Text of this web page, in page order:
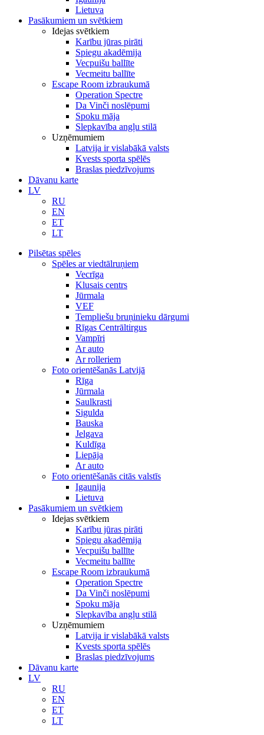
Lietuva
Pasākumiem un svētkiem
Idejas svētkiem
Karību jūras pirāti
Spiegu akadēmija
Vecpuišu ballīte
Vecmeitu ballīte
Escape Room izbraukumā
Operation Spectre
Da Vinči noslēpumi
Spoku māja
Slepkavība angļu stilā
Uzņēmumiem
Latvija ir vislabākā valsts
Kvests sporta spēlēs
Braslas piedzīvojums
Dāvanu karte
LV
RU
EN
ET
LT
Pilsētas spēles
Spēles ar viedtālruņiem
Vecrīga
Klusais centrs
Jūrmala
VEF
Templiešu bruņinieku dārgumi
Rīgas Centrāltirgus
Vampīri
Ar auto
Ar rolleriem
Foto orientēšanās Latvijā
Rīga
Jūrmala
Saulkrasti
Sigulda
Bauska
Jelgava
Kuldīga
Liepāja
Ar auto
Foto orientēšanās citās valstīs
Igaunija
Lietuva
Pasākumiem un svētkiem
Idejas svētkiem
Karību jūras pirāti
Spiegu akadēmija
Vecpuišu ballīte
Vecmeitu ballīte
Escape Room izbraukumā
Operation Spectre
Da Vinči noslēpumi
Spoku māja
Slepkavība angļu stilā
Uzņēmumiem
Latvija ir vislabākā valsts
Kvests sporta spēlēs
Braslas piedzīvojums
Dāvanu karte
LV
RU
EN
ET
LT